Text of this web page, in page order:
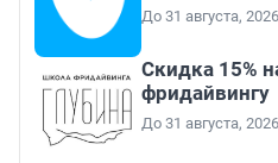
До 31 августа, 2026
Скидка 15%
фридайвингу
До 31 августа, 2026